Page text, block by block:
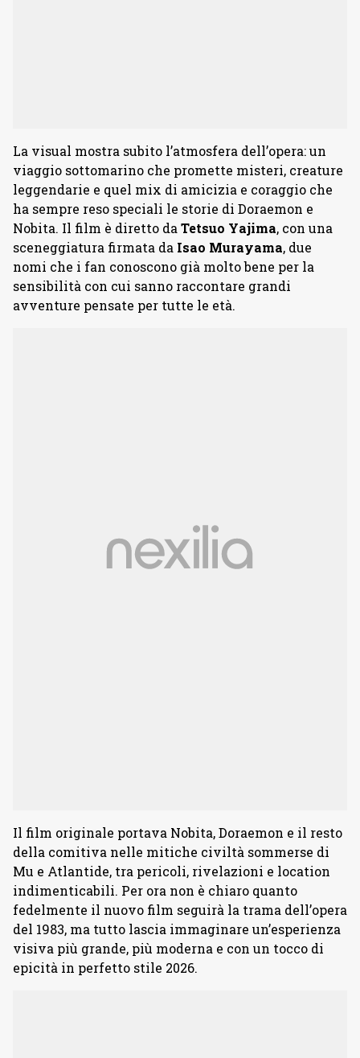
La visual mostra subito l’atmosfera dell’opera: un
viaggio sottomarino che promette misteri, creature
leggendarie e quel mix di amicizia e coraggio che
ha sempre reso speciali le storie di Doraemon e
Nobita. Il film è diretto da Tetsuo Yajima, con una
sceneggiatura firmata da Isao Murayama, due
nomi che i fan conoscono già molto bene per la
sensibilità con cui sanno raccontare grandi
avventure pensate per tutte le età.
Il film originale portava Nobita, Doraemon e il resto
della comitiva nelle mitiche civiltà sommerse di
Mu e Atlantide, tra pericoli, rivelazioni e location
indimenticabili. Per ora non è chiaro quanto
fedelmente il nuovo film seguirà la trama dell’opera
del 1983, ma tutto lascia immaginare un’esperienza
visiva più grande, più moderna e con un tocco di
epicità in perfetto stile 2026.